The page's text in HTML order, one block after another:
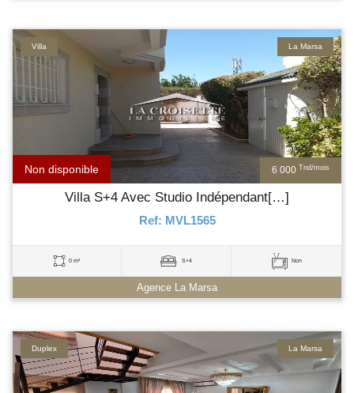
6 000 Tnd/mois
Non disponible
La Marsa
Villa
Villa S+4 Avec Studio Indépendant[…]
Ref: MVL1565
0 m² S+4 Non
Agence La Marsa
La Marsa
Duplex